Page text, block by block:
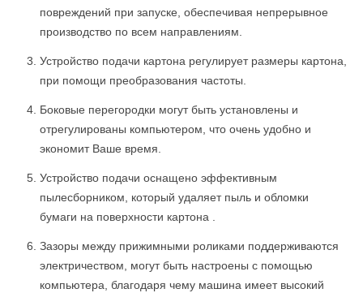
повреждений при запуске, обеспечивая непрерывное
производство по всем направлениям.
Устройство подачи картона регулирует размеры картона,
при помощи преобразования частоты.
Боковые перегородки могут быть установлены и
отрегулированы компьютером, что очень удобно и
экономит Ваше время.
Устройство подачи оснащено эффективным
пылесборником, который удаляет пыль и обломки
бумаги на поверхности картона .
Зазоры между прижимными роликами поддерживаются
электричеством, могут быть настроены с помощью
компьютера, благодаря чему машина имеет высокий